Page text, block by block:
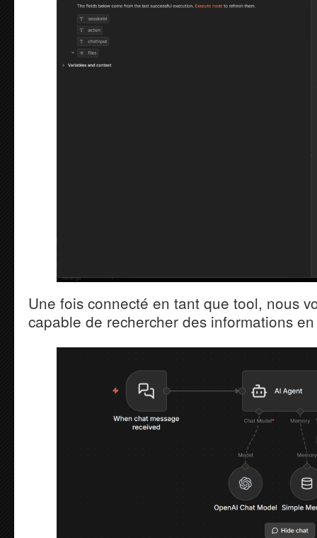
Une fois connecté en tant que tool, nous
capable de rechercher des informations